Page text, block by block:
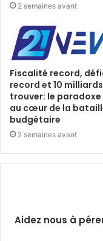
2 semaines avant
Fiscalité record,
record et 10
trouver: le paradoxe
au cœur de la
budgétaire
2 semaines avant
Aidez nous à